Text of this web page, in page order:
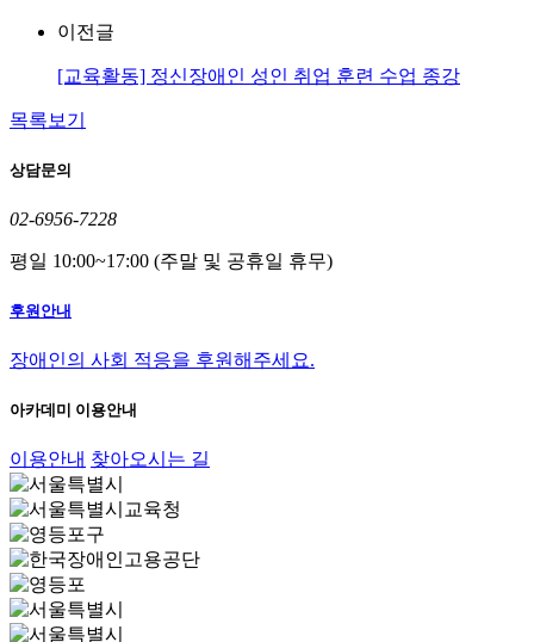
이전글
[교육활동] 정신장애인 성인 취업 훈련 수업 종강
목록보기
상담문의
02-6956-7228
평일 10:00~17:00 (주말 및 공휴일 휴무)
후원안내
장애인의 사회 적응을 후원해주세요.
아카데미 이용안내
이용안내 찾아오시는 길